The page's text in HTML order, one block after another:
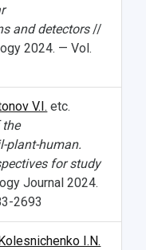
and detectors//
2024. — Vol.
V.I. etc.
plant-human.
for study
Journal 2024.
2693
Kolesnichenko I.N.